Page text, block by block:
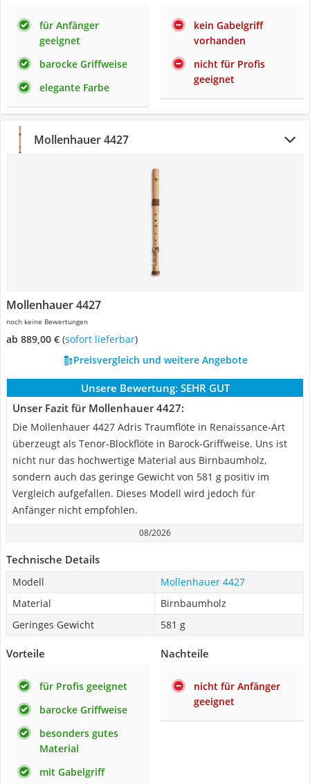
für Anfänger
geeignet
barocke Griffweise
elegante Farbe
kein Gabelgriff
vorhanden
nicht für Profis
geeignet
Mollenhauer 4427
Mollenhauer 4427
noch keine Bewertungen
ab 889,00 € ( Sofort lieferbar)
Preisvergleich und weitere Angebote
Unsere Bewertung: SEHR GUT
Unser Fazit für Mollenhauer 4427:
Die Mollenhauer 4427 Adris Traumflöte in Renaissance-Art
überzeugt als Tenor-Blockflöte in Barock-Griffweise. Uns ist
nicht nur das hochwertige Material aus Birnbaumholz,
sondern auch das geringe Gewicht von ‎581 g positiv im
Vergleich aufgefallen. Dieses Modell wird jedoch für
Anfänger nicht empfohlen.
08/2026
Technische Details
Modell
Mollenhauer 4427
Material
Birnbaumholz
Geringes Gewicht
‎581 g
Vorteile
für Profis geeignet
barocke Griffweise
besonders gutes
Material
mit Gabelgriff
Nachteile
nicht für Anfänger
geeignet